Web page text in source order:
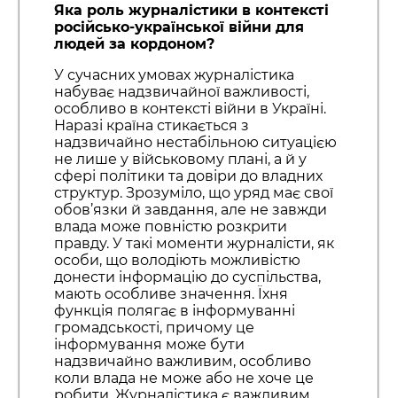
Яка роль журналістики в контексті
російсько-української війни для
людей за кордоном?
У сучасних умовах журналістика
набуває надзвичайної важливості,
особливо в контексті війни в Україні.
Наразі країна стикається з
надзвичайно нестабільною ситуацією
не лише у військовому плані, а й у
сфері політики та довіри до владних
структур. Зрозуміло, що уряд має свої
обов’язки й завдання, але не завжди
влада може повністю розкрити
правду. У такі моменти журналісти, як
особи, що володіють можливістю
донести інформацію до суспільства,
мають особливе значення. Їхня
функція полягає в інформуванні
громадськості, причому це
інформування може бути
надзвичайно важливим, особливо
коли влада не може або не хоче це